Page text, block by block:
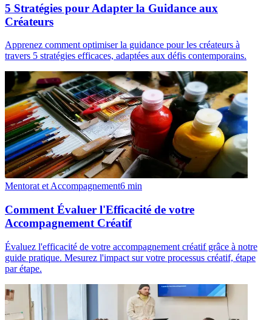
5 Stratégies pour Adapter la Guidance aux
Créateurs
Apprenez comment optimiser la guidance pour les créateurs à
travers 5 stratégies efficaces, adaptées aux défis contemporains.
Mentorat et Accompagnement6 min
Comment Évaluer l'Efficacité de votre
Accompagnement Créatif
Évaluez l'efficacité de votre accompagnement créatif grâce à notre
guide pratique. Mesurez l'impact sur votre processus créatif, étape
par étape.